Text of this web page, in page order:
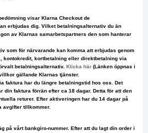
visar Klarna Checkout de
erbjudas dig. Vilket betalningsalternativ du än
av Klarnas samarbetspartners den som hanterar
som för närvarande kan komma att erbjudas genom
kontokredit, kortbetalning eller direktbetalning via
betalningsalternativ. Klicka här (Länken öppnas i
gällande Klarnas tjänster.
faktura har du längre betalningstid hos oss. Det
din faktura förrän efter ca 18 dagar. Detta för att den
returer. Efter aktiveringen har du 14 dagar på
avgifter tillkommer.
på vårt bankgiro-nummer. Efter att du lagt din order i